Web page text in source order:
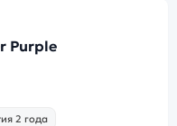
Purple
2 года